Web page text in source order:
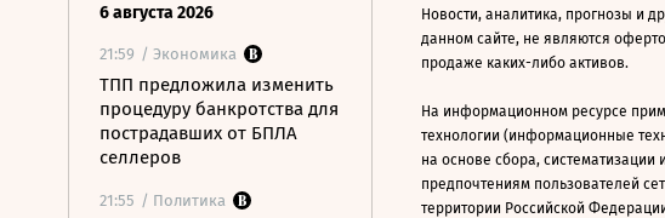
6 августа 2026
21:59 / Экономика
ТПП предложила изменить
процедуру банкротства для
пострадавших от БПЛА
селлеров
21:55 / Политика
Новости, аналитика, прогнозы и
данном сайте, не являются
продаже каких-либо активов.
На информационном ресурсе
технологии (информационные
на основе сбора,
предпочтениям пользователей
территории Российской